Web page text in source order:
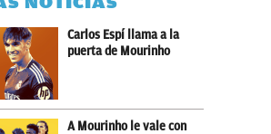
Carlos Espí llama a la
puerta de Mourinho
A Mourinho le vale con